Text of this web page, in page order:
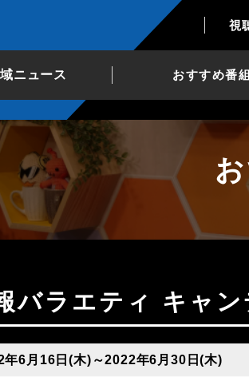
視
ニュース おすすめ番組
報バラエティ キャ
年6月16日(木)～2022年6月30日(木)